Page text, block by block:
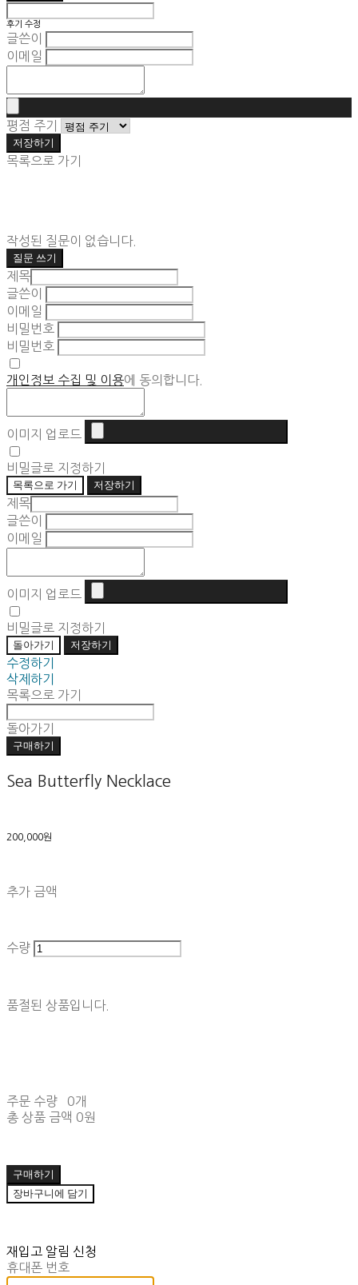
후기 수정
글쓴이
이메일
평점 주기
저장하기
목록으로 가기
작성된 질문이 없습니다.
질문 쓰기
제목
글쓴이
이메일
비밀번호
비밀번호
개인정보 수집 및 이용에 동의합니다.
이미지 업로드
비밀글로 지정하기
목록으로 가기 저장하기
제목
글쓴이
이메일
이미지 업로드
비밀글로 지정하기
돌아가기 저장하기
수정하기
삭제하기
목록으로 가기
돌아가기
구매하기
Sea Butterfly Necklace
200,000원
추가 금액
수량
품절된 상품입니다.
주문 수량
0개
총 상품 금액 0원
구매하기
장바구니에 담기
재입고 알림 신청
휴대폰 번호